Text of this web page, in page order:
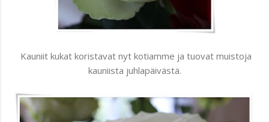
Kauniit kukat koristavat nyt kotiamme ja tuovat muistoja
kauniista juhlapäivästä.